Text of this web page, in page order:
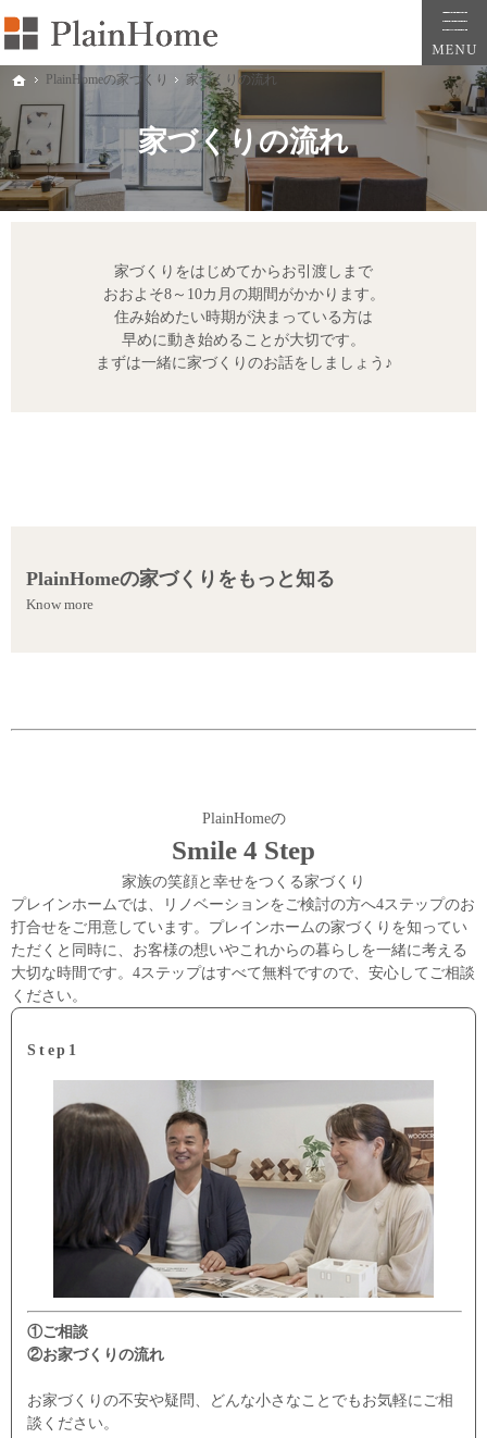
家づくりの流れ
大阪・堺市での新築一戸建ては工務店の「PlainHome平原建築工房」へおまかせ。自然
堺市をはじめ大阪府全域での新築注文住宅ならプレインホームへ。自然素材の心地よさ
家づくりをはじめてからお引渡しまで
おおよそ8～10カ月の期間がかかります。
住み始めたい時期が決まっている方は
早めに動き始めることが大切です。
まずは一緒に家づくりのお話をしましょう♪
PlainHomeの家づくりをもっと知る
Know more
PlainHomeの
Smile 4 Step
家族の笑顔と幸せをつくる家づくり
プレインホームでは、リノベーションをご検討の方へ4ステップのお
打合せをご用意しています。プレインホームの家づくりを知ってい
ただくと同時に、お客様の想いやこれからの暮らしを一緒に考える
大切な時間です。4ステップはすべて無料ですので、安心してご相談
ください。
Step1
①ご相談
②お家づくりの流れ
お家づくりの不安や疑問、どんな小さなことでもお気軽にご相
談ください。
ホーム
PlainHomeの家づくり 家づくりの流れ